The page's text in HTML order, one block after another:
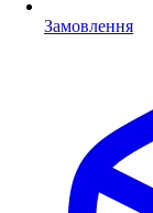
Замовлення